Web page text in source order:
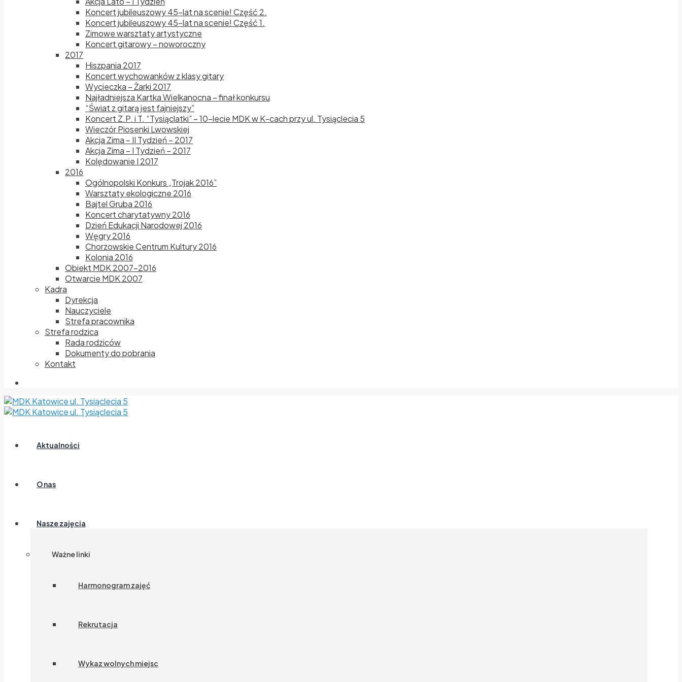
Koncert jubileuszowy 45-lat na scenie! Część 2.
Koncert jubileuszowy 45-lat na scenie! Część 1.
Zimowe warsztaty artystyczne
Koncert gitarowy – noworoczny
2017
Hiszpania 2017
Koncert wychowanków z klasy gitary
Wycieczka – Żarki 2017
Najładniejsza Kartka Wielkanocna – finał konkursu
“Świat z gitarą jest fajniejszy”
Koncert Z.P. i T. “Tysiąclatki” – 10-lecie MDK w K-cach przy ul. Tysiąclecia 5
Wieczór Piosenki Lwowskiej
Akcja Zima – II Tydzień – 2017
Akcja Zima – I Tydzień – 2017
Kolędowanie I 2017
2016
Ogólnopolski Konkurs „Trojak 2016”
Warsztaty ekologiczne 2016
Bajtel Gruba 2016
Koncert charytatywny 2016
Dzień Edukacji Narodowej 2016
Węgry 2016
Chorzowskie Centrum Kultury 2016
Kolonia 2016
Obiekt MDK 2007-2016
Otwarcie MDK 2007
Kadra
Dyrekcja
Nauczyciele
Strefa pracownika
Strefa rodzica
Rada rodziców
Dokumenty do pobrania
Kontakt
Aktualności
O nas
Nasze zajęcia
Ważne linki
Harmonogram zajęć
Rekrutacja
Wykaz wolnych miejsc